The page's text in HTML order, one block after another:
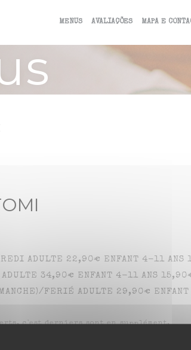
MENUS AVALIAÇÕES MAPA E
ADULTE 22,90€ ENFANT 4-11 ANS
34,90€ ENFANT 4-11 ANS
FERIÉ ADULTE 29,90€ ENFANT
c'est derniers sont en supplément.